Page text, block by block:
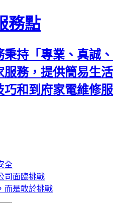
務點
持「專業、真誠、
務，提供簡易生活
和到府家電維修服
全
司面臨挑戰
而是敢於挑戰